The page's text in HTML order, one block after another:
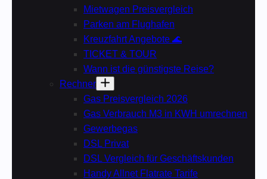
Mietwagen Preisvergleich
Parken am Flughafen
Kreuzfahrt Angebote 🌊
TICKET & TOUR
Wann ist die günstigste Reise?
Rechner
Gas Preisvergleich 2026
Gas Verbrauch M3 in KWH umrechnen
Gewerbegas
DSL Privat
DSL Vergleich für Geschäftskunden
Handy Allnet Flatrate Tarife